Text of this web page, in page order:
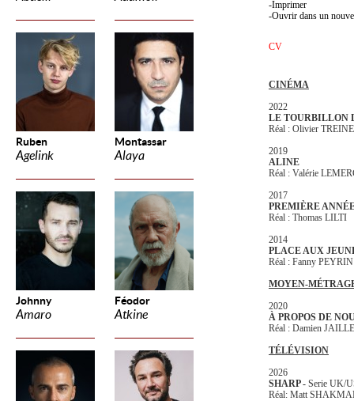
Ruben
Agelink
Montassar
Alaya
Johnny
Amaro
Féodor
Atkine
Imprimer
Ouvrir dans un
CV
CINÉMA
2022
LE TOURBILLON
Réal : Olivier
2019
ALINE
Réal : Valérie
2017
PREMIÈRE
Réal : Thomas LILTI
2014
PLACE AUX
Réal : Fanny
MOYEN-
2020
À PROPOS DE
Réal : Damien
TÉLÉVISION
2026
SHARP - Serie UK/
Réal: Matt